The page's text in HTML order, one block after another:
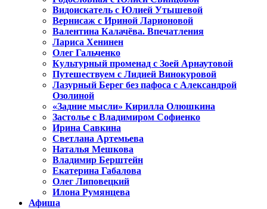
Видоискатель с Юлией Утышевой
Вернисаж с Ириной Ларионовой
Валентина Калачёва. Впечатления
Лариса Хенинен
Олег Гальченко
Культурный променад с Зоей Арнаутовой
Путешествуем с Лидией Винокуровой
Лазурный Берег без пафоса с Александрой
Озолиной
«Задние мысли» Кирилла Олюшкина
Застолье с Владимиром Софиенко
Ирина Савкина
Светлана Артемьева
Наталья Мешкова
Владимир Берштейн
Екатерина Габалова
Олег Липовецкий
Илона Румянцева
Афиша